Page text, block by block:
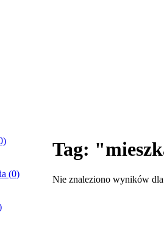
(0)
Tag:
Nie znaleziono wyników